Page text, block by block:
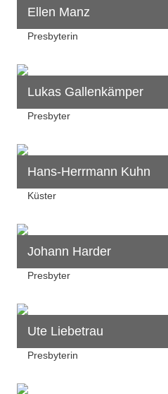
Ellen Manz
Presbyterin
Lukas Gallenkämper
Presbyter
Hans-Herrmann Kuhn
Küster
Johann Harder
Presbyter
Ute Liebetrau
Presbyterin